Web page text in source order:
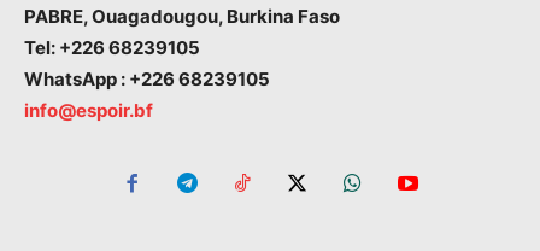
PABRE, Ouagadougou, Burkina Faso
Tel: +226 68239105
WhatsApp : +226 68239105
info@espoir.bf